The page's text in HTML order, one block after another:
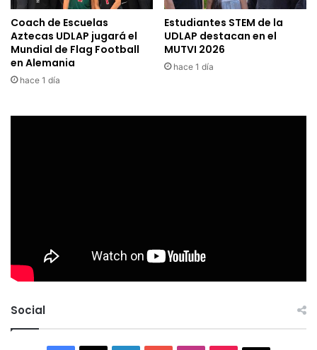
Coach de Escuelas
Aztecas UDLAP jugará el
Mundial de Flag Football
en Alemania
hace 1 día
Estudiantes STEM de la
UDLAP destacan en el
MUTVI 2026
hace 1 día
Social